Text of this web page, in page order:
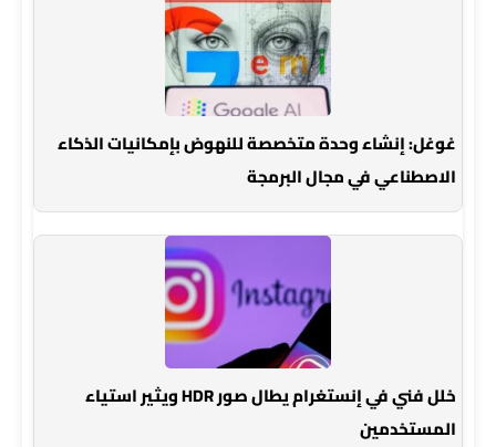
غوغل: إنشاء وحدة متخصصة للنهوض بإمكانيات الذكاء
الاصطناعي في مجال البرمجة
خلل فني في إنستغرام يطال صور HDR ويثير استياء
المستخدمين